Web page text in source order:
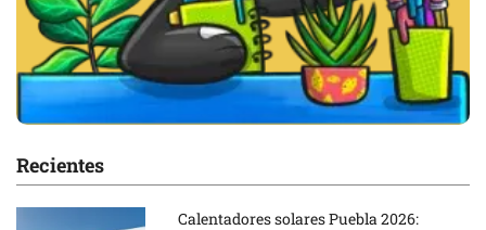
Recientes
Calentadores solares Puebla 2026: